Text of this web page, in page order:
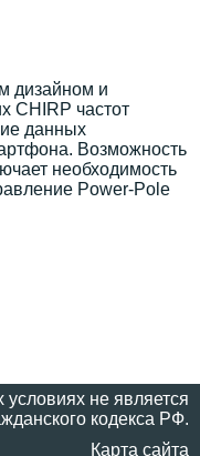
дизайном и
CHIRP частот
данных
Возможность
необходимость
Power-Pole
не является
кодекса РФ.
Карта сайта